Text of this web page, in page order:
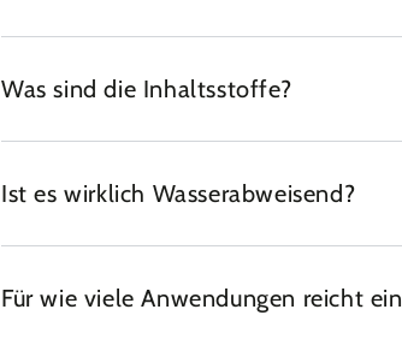
Was sind die Inhaltsstoffe?
Ist es wirklich Wasserabweisend?
Für wie viele Anwendungen reicht